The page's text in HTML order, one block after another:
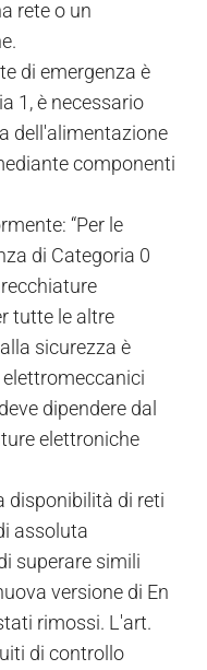
rete o un
di emergenza è
1, è necessario
dell'alimentazione
componenti
“Per le
di Categoria 0
tutte le altre
sicurezza è
dipendere dal
elettroniche
disponibilità di reti
assoluta
superare simili
versione di En
rimossi. L'art.
di controllo